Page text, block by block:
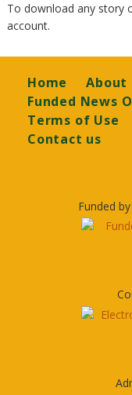
To download any story
account.
Footer
Home
About
Funded News
Terms of Use
Contact us
Funded